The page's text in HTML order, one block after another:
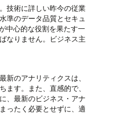
技術に詳しい昨今の従業
準のデータ品質とセキュ
中心的な役割を果たす一
なりません。ビジネス主
のアナリティクスは、
す。また、直感的で、
、最新のビジネス・アナ
ったく必要とせずに、適